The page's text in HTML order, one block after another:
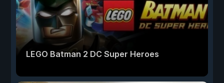
LEGO Batman 2 DC Super Heroes